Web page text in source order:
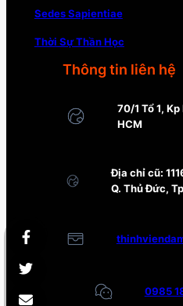
Sedes Sapientiae
Thời Sự Thần Học
Thông tin liên hệ
70/1 Tổ 1,
HCM
Địa chỉ cũ:
Q. Thủ Đức,
0985